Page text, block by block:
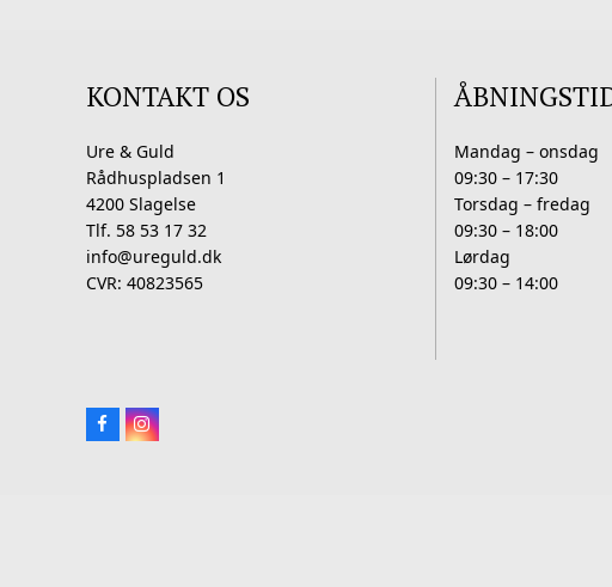
KONTAKT OS
Ure & Guld
Rådhuspladsen 1
4200 Slagelse
Tlf. 58 53 17 32
info@ureguld.dk
CVR: 40823565
Mandag – onsdag
09:30 – 17:30
Torsdag – fredag
09:30 – 18:00
Lørdag
09:30 – 14:00
FacebookInstagram